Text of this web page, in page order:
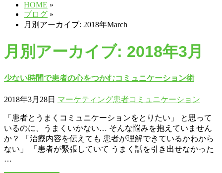
HOME »
ブログ »
月別アーカイブ: 2018年March
月別アーカイブ: 2018年3月
少ない時間で患者の心をつかむコミュニケーション術
2018年3月28日 マーケティング患者コミュニケーション
「患者とうまくコミュニケーションをとりたい」 と思って
いるのに、うまくいかない… そんな悩みを抱えていません
か？ 「治療内容を伝えても 患者が理解できているかわから
ない」 「患者が緊張していて うまく話を引き出せなかった
…